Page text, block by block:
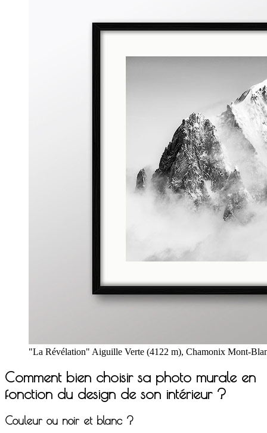
"La Révélation" Aiguille Verte (4122 m), Chamonix Mont-
Comment bien choisir sa photo murale en
fonction du design de son intérieur ?
Couleur ou noir et blanc ?